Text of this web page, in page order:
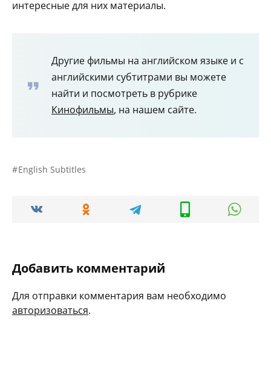
интересные для них материалы.
Другие фильмы на английском языке и с
английскими субтитрами вы можете
найти и посмотреть в рубрике
Кинофильмы, на нашем сайте.
English Subtitles
Добавить комментарий
Для отправки комментария вам необходимо
авторизоваться.